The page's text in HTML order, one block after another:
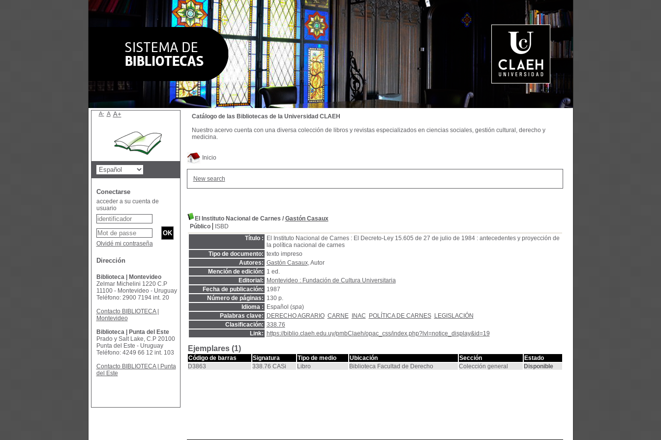
Inicio
New search
El Instituto Nacional de Carnes / Gastón Casaux
Público
ISBD
Título :
El Instituto Nacional de Carnes : El Decreto-Ley 15.605 de 27 de julio de 1984 : antecedentes y proyección de
la política nacional de carnes
Tipo de documento: texto impreso
Autores: Gastón Casaux, Autor
Mención de edición: 1 ed.
Editorial:
Montevideo : Fundación de Cultura Universitaria
Fecha de publicación: 1987
Número de páginas: 130 p.
Idioma :
Español (spa)
Palabras clave:
DERECHO AGRARIO CARNE INAC POLÍTICA DE CARNES
LEGISLACIÓN
Clasificación: 338.76
Link:
https://biblio.claeh.edu.uy/pmbClaeh/opac_css/index.php?lvl=notice_display&id=19
Ejemplares (1)
Código de barras Signatura Tipo de medio Ubicación Sección
Estado
D3863
338.76 CASi Libro Biblioteca Facultad de Derecho Colección general Disponible
Catálogo de las Bibliotecas de la Universidad CLAEH
Nuestro acervo cuenta con una diversa colección de libros y revistas especializados en ciencias sociales, gestión cultural, derecho y
medicina.
A- A A+
Conectarse
acceder a su cuenta de
usuario
Olvidé mi contraseña
Dirección
Biblioteca | Montevideo
Zelmar Michelini 1220 C.P
11100 - Montevideo - Uruguay
Teléfono: 2900 7194 int. 20
Contacto BIBLIOTECA |
Montevideo
Biblioteca | Punta del Este
Prado y Salt Lake, C.P 20100
Punta del Este - Uruguay
Teléfono: 4249 66 12 int. 103
Contacto BIBLIOTECA | Punta
del Este